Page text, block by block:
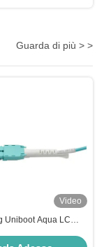
Guarda di più > >
Video
Uniboot Aqua LC
50/125 2,0 mm di